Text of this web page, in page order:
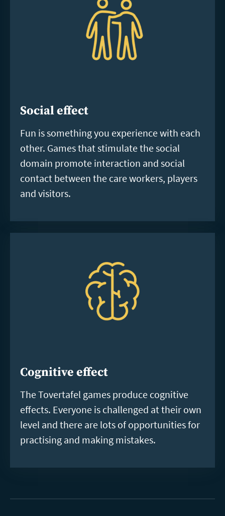
Social effect
Fun is something you experience with each
other. Games that stimulate the social
domain promote interaction and social
contact between the care workers, players
and visitors.
Cognitive effect
The Tovertafel games produce cognitive
effects. Everyone is challenged at their own
level and there are lots of opportunities for
practising and making mistakes.